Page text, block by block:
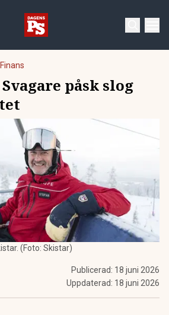
påsk slog
(Foto: Skistar)
Publicerad: 18 juni 2026
Uppdaterad: 18 juni 2026